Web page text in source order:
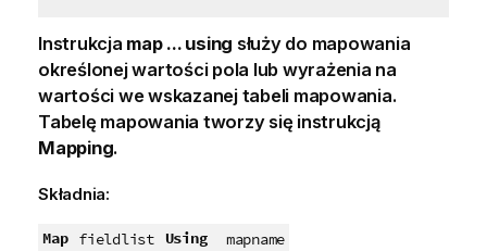
Instrukcja map ... using służy do mapowania
określonej wartości pola lub wyrażenia na
wartości we wskazanej tabeli mapowania.
Tabelę mapowania tworzy się instrukcją
Mapping.
Składnia:
Map fieldlist Using mapname